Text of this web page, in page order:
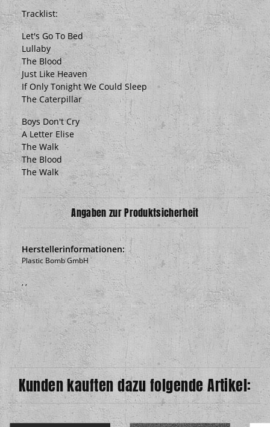
Tracklist:
Let's Go To Bed
Lullaby
The Blood
Just Like Heaven
If Only Tonight We Could Sleep
The Caterpillar
Boys Don't Cry
A Letter Elise
The Walk
The Blood
The Walk
Angaben zur Produktsicherheit
Herstellerinformationen:
Plastic Bomb GmbH
, ,
Kunden kauften dazu folgende Artikel: